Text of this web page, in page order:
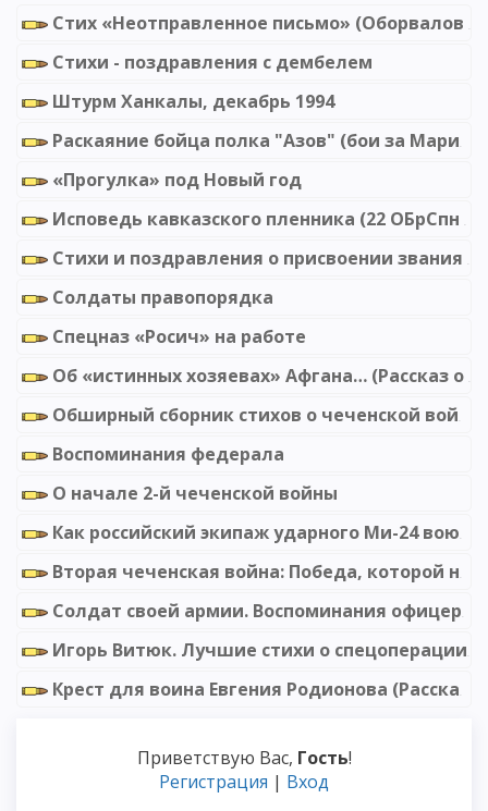
Приветствую Вас, Гость!
Регистрация | Вход
Стих «Неотправленное письмо» (Оборвалов Игорь)
Стихи - поздравления с дембелем
Штурм Ханкалы, декабрь 1994
Раскаяние бойца полка "Азов" (бои за Мариуполь 2022)
«Прогулка» под Новый год
Исповедь кавказского пленника (22 ОБрСпн ГРУ), Первая чеченская война
Стихи и поздравления о присвоении звания лейтенант
Солдаты правопорядка
Спецназ «Росич» на работе
Об «истинных хозяевах» Афгана… (Рассказ о ситуации в ДРА февраль 1989)
Обширный сборник стихов о чеченской войне
Воспоминания федерала
О начале 2-й чеченской войны
Как российский экипаж ударного Ми-24 воюет в Сирии
Вторая чеченская война: Победа, которой не было
Солдат своей армии. Воспоминания офицера спецразведки
Игорь Витюк. Лучшие стихи о спецоперации на Украине
Крест для воина Евгения Родионова (Рассказ матери)